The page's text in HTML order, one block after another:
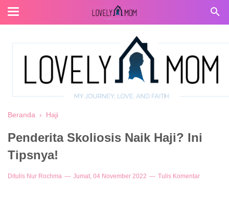
Beranda › Haji
Penderita Skoliosis Naik Haji? Ini
Tipsnya!
Ditulis Nur Rochma Jumat, 04 November 2022 Tulis Komentar